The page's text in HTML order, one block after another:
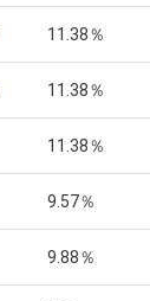
11.38％
11.38％
11.38％
9.57％
9.88％